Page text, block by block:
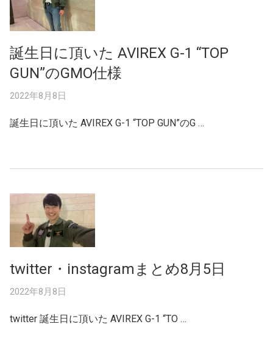
誕生日に頂いた AVIREX G-1 “TOP
GUN”のGMO仕様
2022年8月8日
誕生日に頂いた AVIREX G-1 “TOP GUN”のG …
twitter・instagramまとめ8月5日
2022年8月8日
twitter 誕生日に頂いた AVIREX G-1 “TO …